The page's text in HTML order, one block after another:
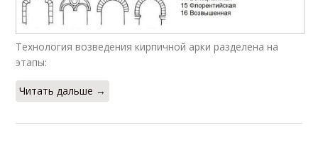
Технология возведения кирпичной арки разделена на
этапы:
Читать дальше →